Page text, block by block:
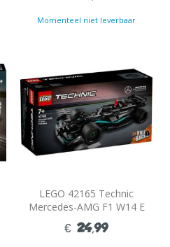
Momenteel niet leverbaar
LEGO 42165 Technic
Mercedes-AMG F1 W14 E
Performance Pull-Back
€ 24,99